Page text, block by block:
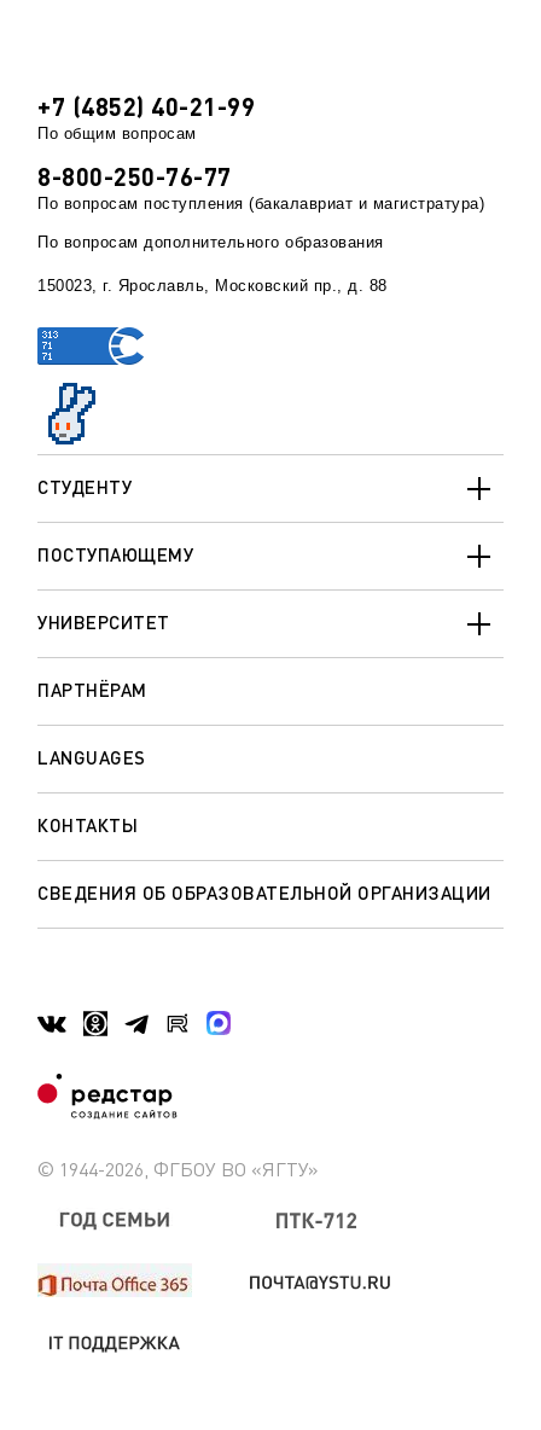
СТУДЕНТУ
ПОСТУПАЮЩЕМУ
УНИВЕРСИТЕТ
ПАРТНЁРАМ
LANGUAGES
КОНТАКТЫ
СВЕДЕНИЯ ОБ ОБРАЗОВАТЕЛЬНОЙ ОРГАНИЗАЦИИ
+7 (4852) 40-21-99
По общим вопросам
8-800-250-76-77
По вопросам поступления (бакалавриат и магистратура)
По вопросам дополнительного образования
150023, г. Ярославль, Московский пр., д. 88
© 1944-2026, ФГБОУ ВО «ЯГТУ»